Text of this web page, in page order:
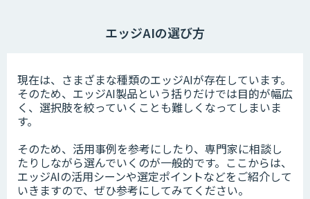
エッジAIの選び方
現在は、さまざまな種類のエッジAIが存在しています。
そのため、エッジAI製品という括りだけでは目的が幅広
く、選択肢を絞っていくことも難しくなってしまいま
す。
そのため、活用事例を参考にしたり、専門家に相談し
たりしながら選んでいくのが一般的です。ここからは、
エッジAIの活用シーンや選定ポイントなどをご紹介して
いきますので、ぜひ参考にしてみてください。